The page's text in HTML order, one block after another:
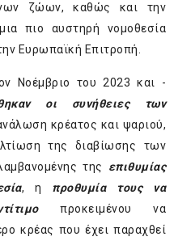
ζώων, καθώς και την
πιο αυστηρή νομοθεσία
Ευρωπαϊκή Επιτροπή.
Νοέμβριο του 2023 και -
οι συνήθειες των
κρέατος και ψαριού,
της διαβίωσης των
της επιθυμίας
, η προθυμία τους να
προκειμένου να
κρέας που έχει παραχθεί